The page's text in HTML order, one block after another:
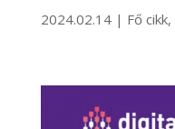
2024.02.14| Fő cikk,